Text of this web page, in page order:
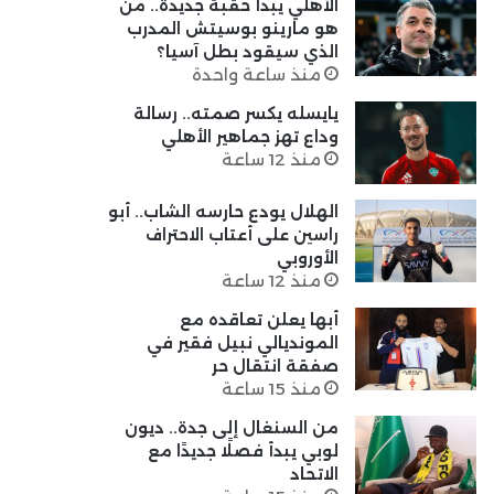
الأهلي يبدأ حقبة جديدة.. من
هو مارينو بوسيتش المدرب
الذي سيقود بطل آسيا؟
منذ ساعة واحدة
يايسله يكسر صمته.. رسالة
وداع تهز جماهير الأهلي
منذ 12 ساعة
الهلال يودع حارسه الشاب.. أبو
راسين على أعتاب الاحتراف
الأوروبي
منذ 12 ساعة
أبها يعلن تعاقده مع
المونديالي نبيل فقير في
صفقة انتقال حر
منذ 15 ساعة
من السنغال إلى جدة.. ديون
لوبي يبدأ فصلًا جديدًا مع
الاتحاد